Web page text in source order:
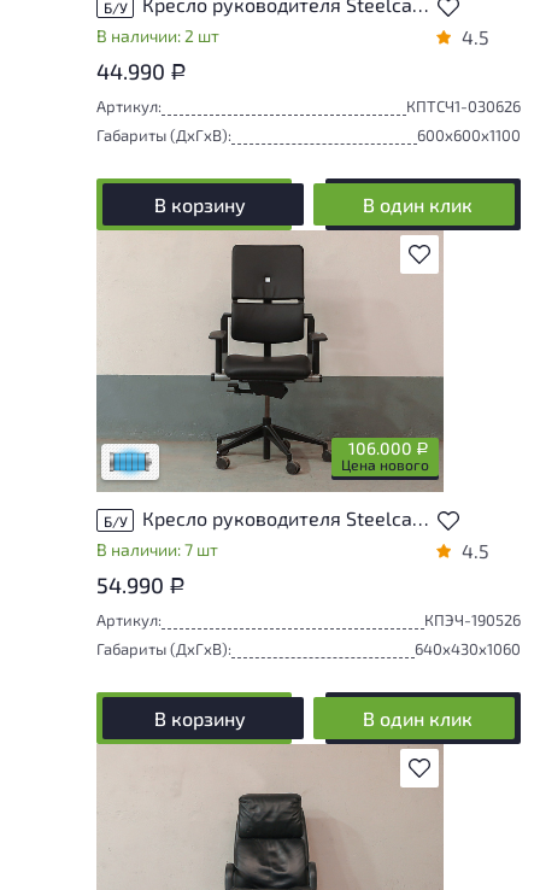
Б/У
В наличии: 2 шт 4.5
44.990 Р
Артикул:
КПТСЧ1-030626
Габариты (ДxГxВ):
600x600x1100
В корзину В один клик
В избранное
106.000 Р
Цена нового
Состояние товара приближено к новому,
могут присутствовать незначительные
следы эксплуатации
Низкая степень износа
Б/У Кресло руководителя Steelcase Please 2 Ergonomic Искусственная кожа Чёрный Франция
В наличии: 7 шт 4.5
54.990 Р
Артикул:
КПЭЧ-190526
Габариты (ДxГxВ):
640x430x1060
В корзину В один клик
В избранное